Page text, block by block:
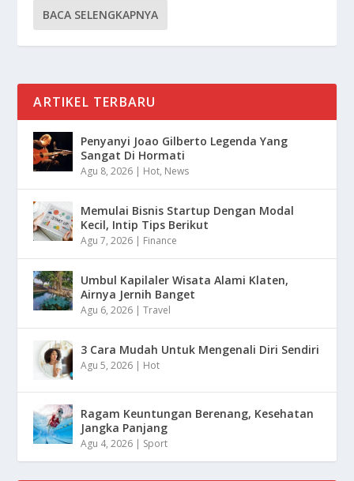
BACA SELENGKAPNYA
ARTIKEL TERBARU
Penyanyi Joao Gilberto Legenda Yang
Sangat Di Hormati
Agu 8, 2026 | Hot, News
Memulai Bisnis Startup Dengan Modal
Kecil, Intip Tips Berikut
Agu 7, 2026 | Finance
Umbul Kapilaler Wisata Alami Klaten,
Airnya Jernih Banget
Agu 6, 2026 |Travel
3 Cara Mudah Untuk Mengenali Diri Sendiri
Agu 5, 2026 | Hot
Ragam Keuntungan Berenang, Kesehatan
Jangka Panjang
Agu 4, 2026 | Sport